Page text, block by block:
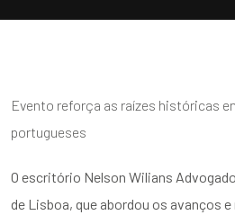
Evento reforça as raízes históricas
portugueses
O escritório Nelson Wilians
de Lisboa, que abordou os avanços